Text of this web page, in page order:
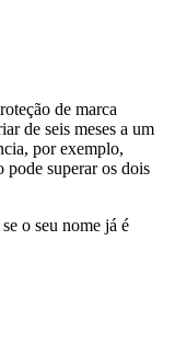
de marca
de seis meses a um
por exemplo,
pode superar os dois
o seu nome já é